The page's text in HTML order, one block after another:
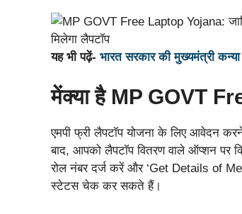
यह भी पढ़ें- भारत सरकार की मुख्यमंत्री
मेंक्या है MP GOVT
एमपी फ्री लैपटॉप योजना के लिए आवेदन
बाद, आपको लैपटॉप वितरण वाले ऑप्शन पर
रोल नंबर दर्ज करें और ‘Get Details of
स्टेटस चेक कर सकते हैं।